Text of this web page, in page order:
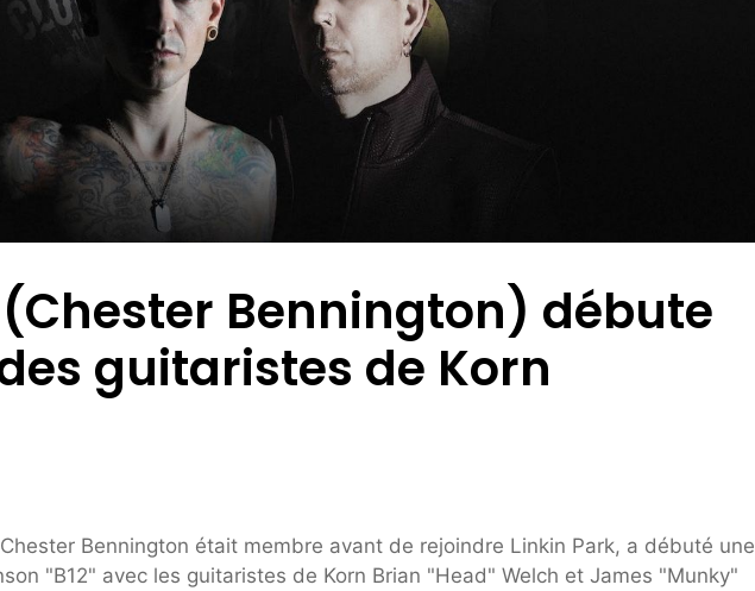
Bennington) débute
guitaristes de Korn
Bennington était membre avant de rejoindre Linkin Park, a débuté une
"B12" avec les guitaristes de Korn Brian "Head" Welch et James "Munky"